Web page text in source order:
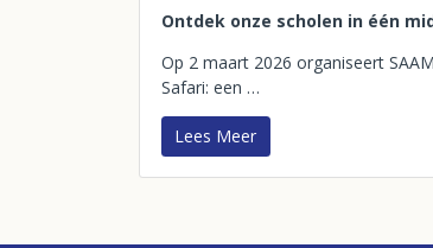
Ontdek onze scholen in één
Op 2 maart 2026 organiseert
Safari: een …
Lees Meer